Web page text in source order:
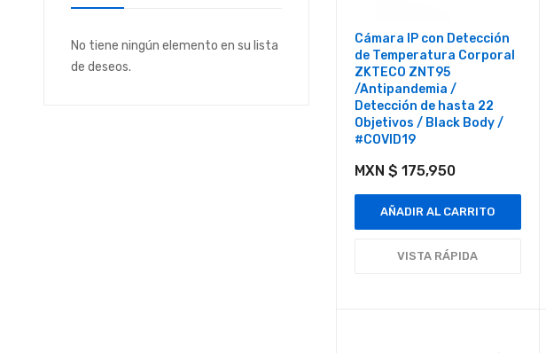
Cámara IP con Detección
de Temperatura Corporal
ZKTECO ZNT95
/Antipandemia /
Detección de hasta 22
Objetivos / Black Body /
#COVID19
MXN $ 175,950
AÑADIR AL CARRITO
VISTA RÁPIDA
No tiene ningún elemento en su lista
de deseos.